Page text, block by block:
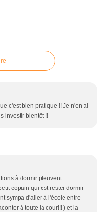
c'est bien pratique !! Je n'en ai
investir bientôt !!
à dormir pleuvent
copain qui est rester dormir
sympa d'aller à l'école entre
à toute la cour!!!!) et la